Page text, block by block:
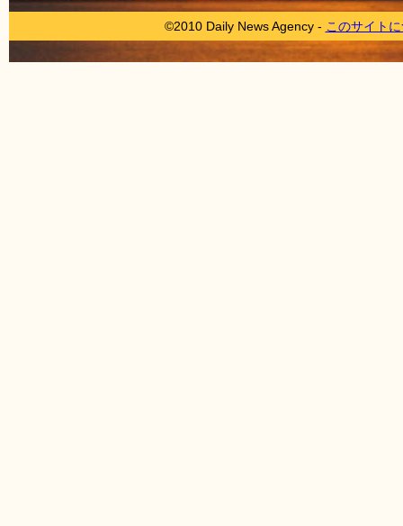
©2010 Daily News Agency - このサイト